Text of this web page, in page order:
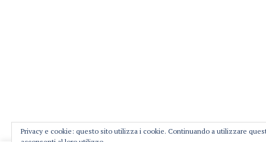
Privacy e cookie: questo sito utilizza i cookie. Continuando a utilizzare